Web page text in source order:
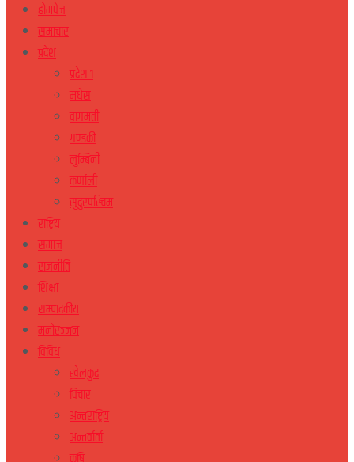
होमपेज
समाचार
प्रदेश
प्रदेश १
मधेस
वागमती
गण्डकी
लुम्बिनी
कर्णाली
सुदुरपस्चिम
राष्ट्रिय
समाज
राजनीति
शिक्षा
सम्पादकीय
मनोरञ्जन
विविध
खेलकुद
विचार
अन्तराष्ट्रिय
अन्तर्वार्ता